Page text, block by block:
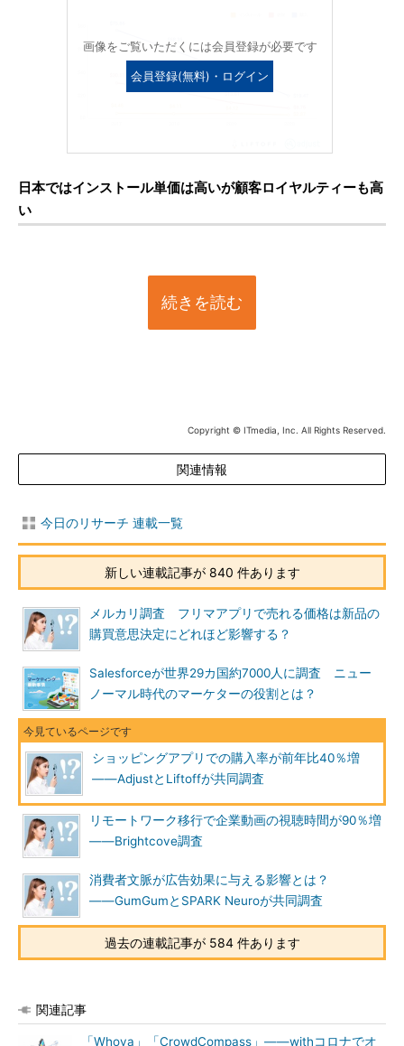
画像をご覧いただくには会員登録が必要です
会員登録(無料)・ログイン
日本ではインストール単価は高いが顧客ロイヤルティーも高
い
続きを読む
Copyright © ITmedia, Inc. All Rights Reserved.
関連情報
今日のリサーチ 連載一覧
新しい連載記事が 840 件あります
メルカリ調査 フリマアプリで売れる価格は新品の
購買意思決定にどれほど影響する？
Salesforceが世界29カ国約7000人に調査 ニュー
ノーマル時代のマーケターの役割とは？
ショッピングアプリでの購入率が前年比40％増
――AdjustとLiftoffが共同調査
リモートワーク移行で企業動画の視聴時間が90％増
――Brightcove調査
消費者文脈が広告効果に与える影響とは？
――GumGumとSPARK Neuroが共同調査
過去の連載記事が 584 件あります
関連記事
「Whova」「CrowdCompass」――withコロナでオ